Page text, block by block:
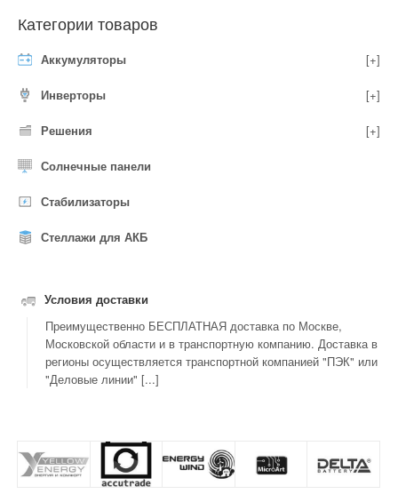
Категории товаров
Аккумуляторы [+]
Инверторы [+]
Решения [+]
Солнечные панели
Стабилизаторы
Стеллажи для АКБ
Условия доставки
Преимущественно БЕСПЛАТНАЯ доставка по Москве,
Московской области и в транспортную компанию. Доставка в
регионы осуществляется транспортной компанией "ПЭК" или
"Деловые линии" [...]